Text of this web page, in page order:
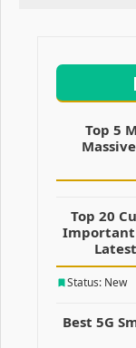
Top 5
Top 20
Important
Status: New
Best 5G